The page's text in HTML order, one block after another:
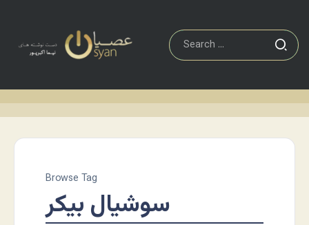
Browse Tag
سوشیال بیکر